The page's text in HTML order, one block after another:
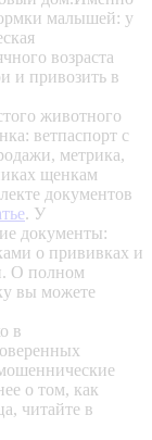
малышей: у
возраста
и привозить в
животного
ветпаспорт с
метрика,
щенкам
документов
. У
документы:
о прививках и
О полном
вы можете
в
о том, как
читайте в